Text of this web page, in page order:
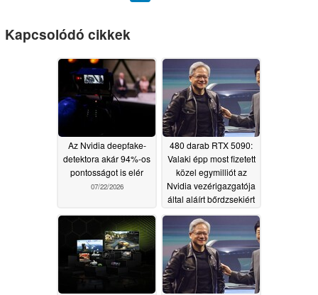
Kapcsolódó cikkek
Az Nvidia deepfake-
detektora akár 94%-os
pontosságot is elér
07/22/2026
480 darab RTX 5090:
Valaki épp most fizetett
közel egymilliót az
Nvidia vezérigazgatója
által aláírt bőrdzsekiért
07/18/2026